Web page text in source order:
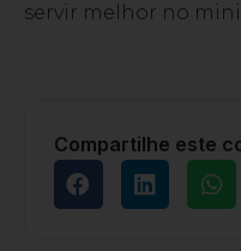
servir melhor no
Compartilhe este